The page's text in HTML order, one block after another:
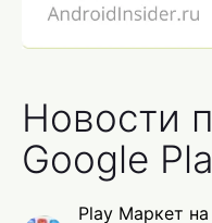
Новости
Google
Play Маркет